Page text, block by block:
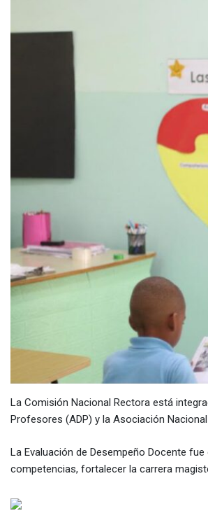
La Comisión Nacional Rectora está
Profesores (ADP) y la Asociación
La Evaluación de Desempeño Docente
competencias, fortalecer la carrera